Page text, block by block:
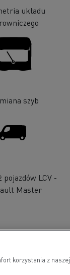
układu
szyb
pojazdów LCV -
Master
korzystania z